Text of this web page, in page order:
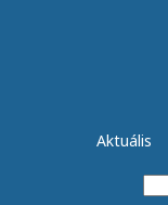
Aktuális